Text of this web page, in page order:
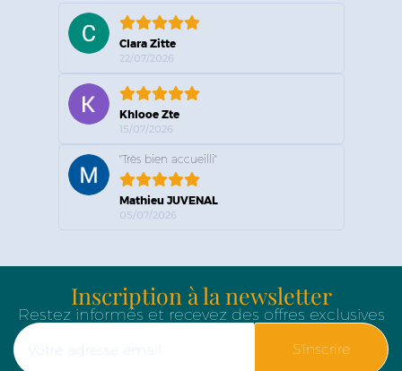
Clara Zitte
22/07/2026
Khlooe Zte
15/07/2026
"Très bien accueilli"
Mathieu JUVENAL
05/07/2026
Inscription à la newsletter
Restez informés et recevez des offres exclusives
S'inscrire